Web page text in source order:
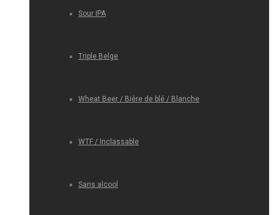
Sour IPA
Triple Belge
Wheat Beer / Bière de blé / Blanche
WTF / Inclassable
Sans alcool